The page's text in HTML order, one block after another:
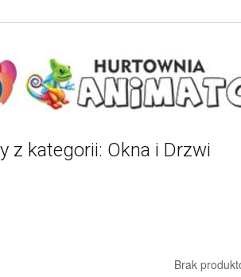
z kategorii: Okna i Drzwi
Brak